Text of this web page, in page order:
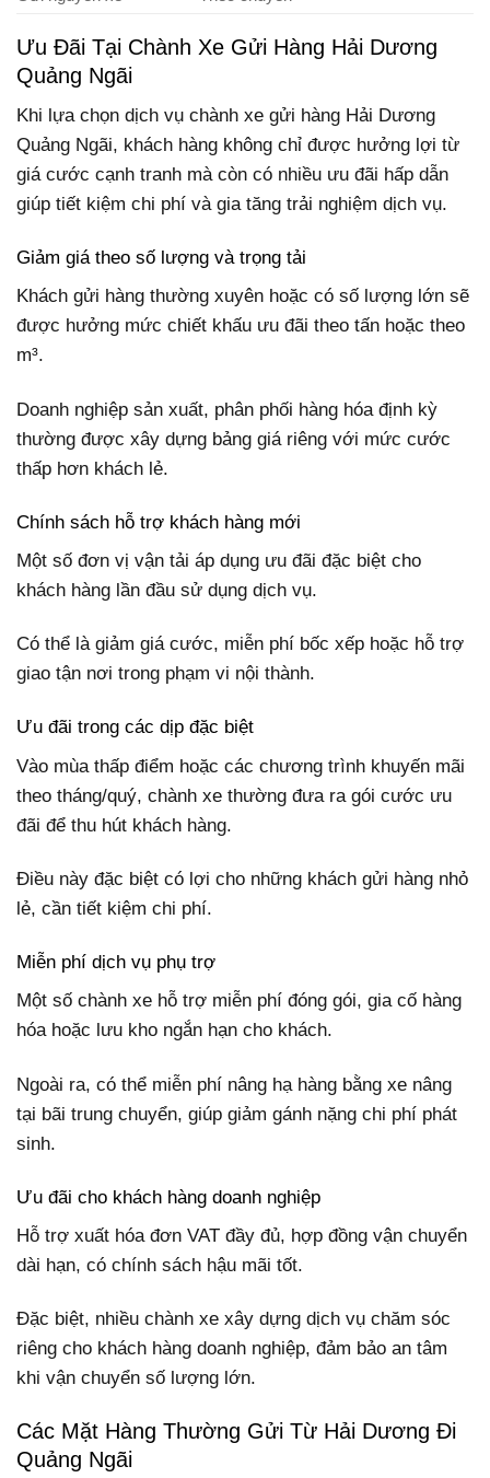
Ưu Đãi Tại Chành Xe Gửi Hàng Hải Dương
Quảng Ngãi
Khi lựa chọn dịch vụ chành xe gửi hàng Hải Dương
Quảng Ngãi, khách hàng không chỉ được hưởng lợi từ
giá cước cạnh tranh mà còn có nhiều ưu đãi hấp dẫn
giúp tiết kiệm chi phí và gia tăng trải nghiệm dịch vụ.
Giảm giá theo số lượng và trọng tải
Khách gửi hàng thường xuyên hoặc có số lượng lớn sẽ
được hưởng mức chiết khấu ưu đãi theo tấn hoặc theo
m³.
Doanh nghiệp sản xuất, phân phối hàng hóa định kỳ
thường được xây dựng bảng giá riêng với mức cước
thấp hơn khách lẻ.
Chính sách hỗ trợ khách hàng mới
Một số đơn vị vận tải áp dụng ưu đãi đặc biệt cho
khách hàng lần đầu sử dụng dịch vụ.
Có thể là giảm giá cước, miễn phí bốc xếp hoặc hỗ trợ
giao tận nơi trong phạm vi nội thành.
Ưu đãi trong các dịp đặc biệt
Vào mùa thấp điểm hoặc các chương trình khuyến mãi
theo tháng/quý, chành xe thường đưa ra gói cước ưu
đãi để thu hút khách hàng.
Điều này đặc biệt có lợi cho những khách gửi hàng nhỏ
lẻ, cần tiết kiệm chi phí.
Miễn phí dịch vụ phụ trợ
Một số chành xe hỗ trợ miễn phí đóng gói, gia cố hàng
hóa hoặc lưu kho ngắn hạn cho khách.
Ngoài ra, có thể miễn phí nâng hạ hàng bằng xe nâng
tại bãi trung chuyển, giúp giảm gánh nặng chi phí phát
sinh.
Ưu đãi cho khách hàng doanh nghiệp
Hỗ trợ xuất hóa đơn VAT đầy đủ, hợp đồng vận chuyển
dài hạn, có chính sách hậu mãi tốt.
Đặc biệt, nhiều chành xe xây dựng dịch vụ chăm sóc
riêng cho khách hàng doanh nghiệp, đảm bảo an tâm
khi vận chuyển số lượng lớn.
Các Mặt Hàng Thường Gửi Từ Hải Dương Đi
Quảng Ngãi